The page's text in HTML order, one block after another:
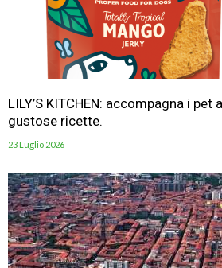
LILY’S KITCHEN: accompagna i
gustose ricette.
23 Luglio 2026